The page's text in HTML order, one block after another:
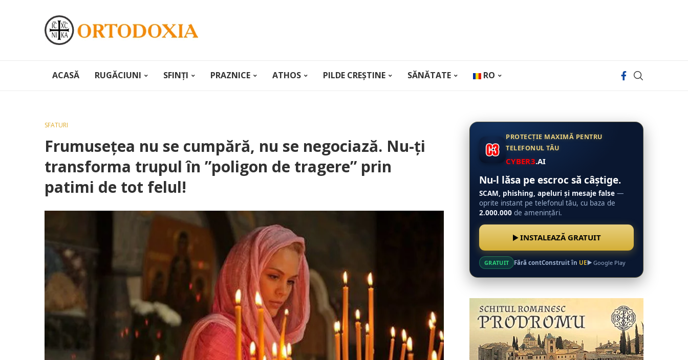
ACASĂ RUGĂCIUNI SFINȚI PRAZNICE ATHOS PILDE CREȘTINE SĂNĂTATE RO
SFATURI
Frumusețea nu se cumpără, nu se negociază. Nu-ți
transforma trupul în ”poligon de tragere” prin
patimi de tot felul!
PROTECȚIE MAXIMĂ PENTRU
TELEFONUL TĂU
CYBER3.AI
Nu-l lăsa pe escroc să câștige.
SCAM, phishing, apeluri și mesaje false —
oprite instant pe telefonul tău, cu baza de
2.000.000 de amenințări.
INSTALEAZĂ GRATUIT
GRATUIT Fără contConstruit în UE Google Play